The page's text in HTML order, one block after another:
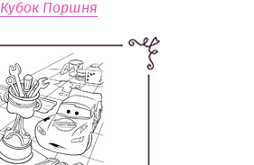
Кубок Поршня